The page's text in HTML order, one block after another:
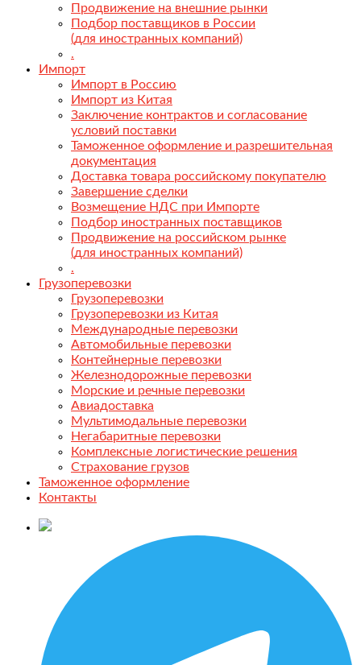
Продвижение на внешние рынки
Подбор поставщиков в России
(для иностранных компаний)
.
Импорт
Импорт в Россию
Импорт из Китая
Заключение контрактов и согласование
условий поставки
Таможенное оформление и разрешительная
документация
Доставка товара российскому покупателю
Завершение сделки
Возмещение НДС при Импорте
Подбор иностранных поставщиков
Продвижение на российском рынке
(для иностранных компаний)
.
Грузоперевозки
Грузоперевозки
Грузоперевозки из Китая
Международные перевозки
Автомобильные перевозки
Контейнерные перевозки
Железнодорожные перевозки
Морские и речные перевозки
Авиадоставка
Мультимодальные перевозки
Негабаритные перевозки
Комплексные логистические решения
Страхование грузов
Таможенное оформление
Контакты